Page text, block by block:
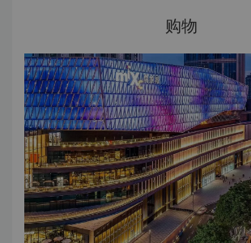
竹器、漆器、丝绸制品和古代武
博物馆还藏有价值连城的黄金和
购物